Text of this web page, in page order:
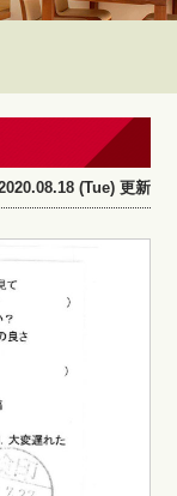
(Tue) 更新